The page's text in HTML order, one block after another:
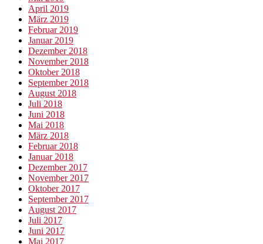
April 2019
März 2019
Februar 2019
Januar 2019
Dezember 2018
November 2018
Oktober 2018
September 2018
August 2018
Juli 2018
Juni 2018
Mai 2018
März 2018
Februar 2018
Januar 2018
Dezember 2017
November 2017
Oktober 2017
September 2017
August 2017
Juli 2017
Juni 2017
Mai 2017